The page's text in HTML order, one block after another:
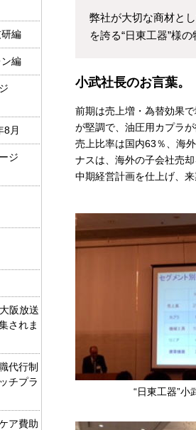
弊社が大切な商材と
を誇る“日東工器”様
小武社長のお言葉。
前期は売上増・為替効果
が堅調で、油圧用カプラ
売上比率は国内63％、海
ナスは、海外の子会社売
中期経営計画を仕上げ、
“日東工器”小
編
編
8月
ジ
阪放送
されま
代行制
チプラ
ア費助